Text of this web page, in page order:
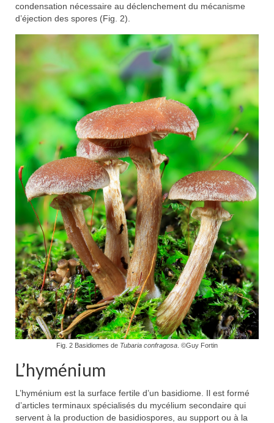
condensation nécessaire au déclenchement du mécanisme
d’éjection des spores (Fig. 2).
Fig. 2 Basidiomes de Tubaria confragosa . ©Guy Fortin
L’hyménium
L’hyménium est la surface fertile d’un basidiome. Il est formé
d’articles terminaux spécialisés du mycélium secondaire qui
servent à la production de basidiospores, au support ou à la